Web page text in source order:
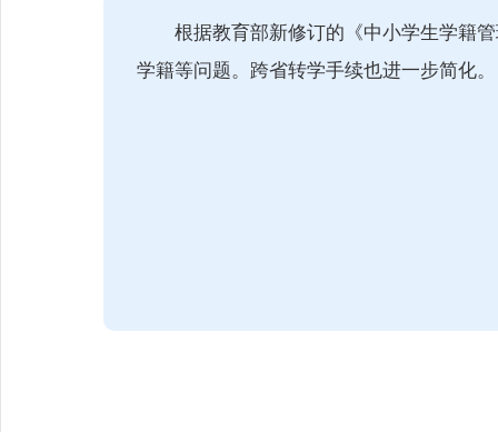
根据教育部新修订的《中小学生学籍
学籍等问题。跨省转学手续也进一步简化。